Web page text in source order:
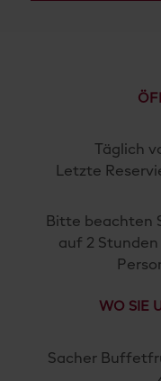
Täglich
Letzte
Bitte beachten
auf 2
WO SIE
Sacher